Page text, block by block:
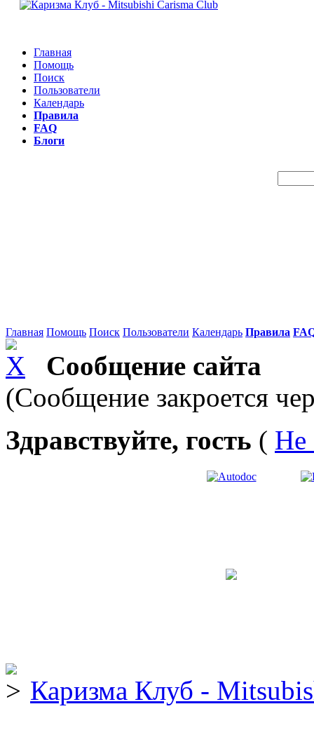
Главная
Помощь
Поиск
Пользователи
Календарь
Правила
FAQ
Блоги
Главная Помощь Поиск Пользователи Календарь Правила
Сообщение сайта
(Сообщение закроется
Здравствуйте, гость ( Не
Каризма Клуб -